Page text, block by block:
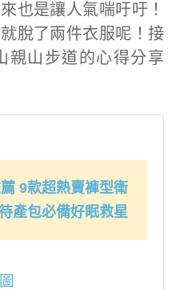
也是讓人氣喘吁吁！
脫了兩件衣服呢！接
親山步道的心得分享
9款超熱賣褲型衛
產包必備好眠救星